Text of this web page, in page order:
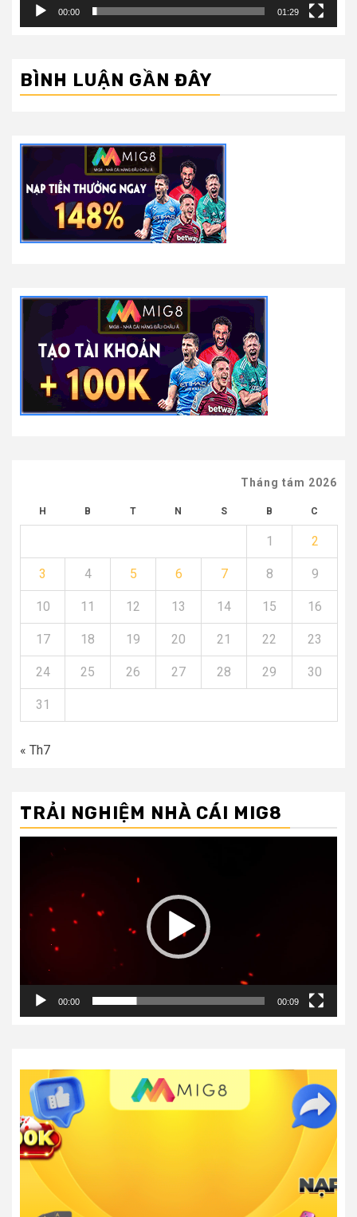
00:00 01:29
BÌNH LUẬN GẦN ĐÂY
Tháng tám 2026
H B T N S B C
1 2
3 4 5 6 7 8 9
10 11 12 13 14 15 16
17 18 19 20 21 22 23
24 25 26 27 28 29 30
31
« Th7
TRẢI NGHIỆM NHÀ CÁI MIG8
00:00 00:09